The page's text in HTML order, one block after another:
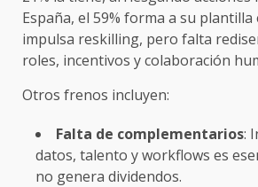
España, el 59% forma a su plantilla
impulsa reskilling, pero falta
roles, incentivos y colaboración
Otros frenos incluyen:
Falta de complementarios:
datos, talento y workflows es
no genera dividendos.